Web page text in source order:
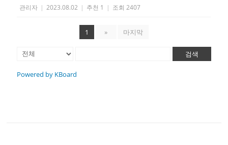
관리자 | 2023.08.02 | 추천 1 | 조회 2407
1 » 마지막
검색
Powered by KBoard